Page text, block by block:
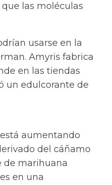
las moléculas
usarse en la
Amyris fabrica
en las tiendas
un edulcorante de
aumentando
del cáñamo
de marihuana
en una